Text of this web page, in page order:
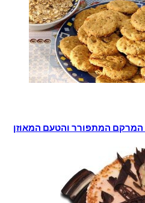
המרקם המתפורר והטעם המאוזן